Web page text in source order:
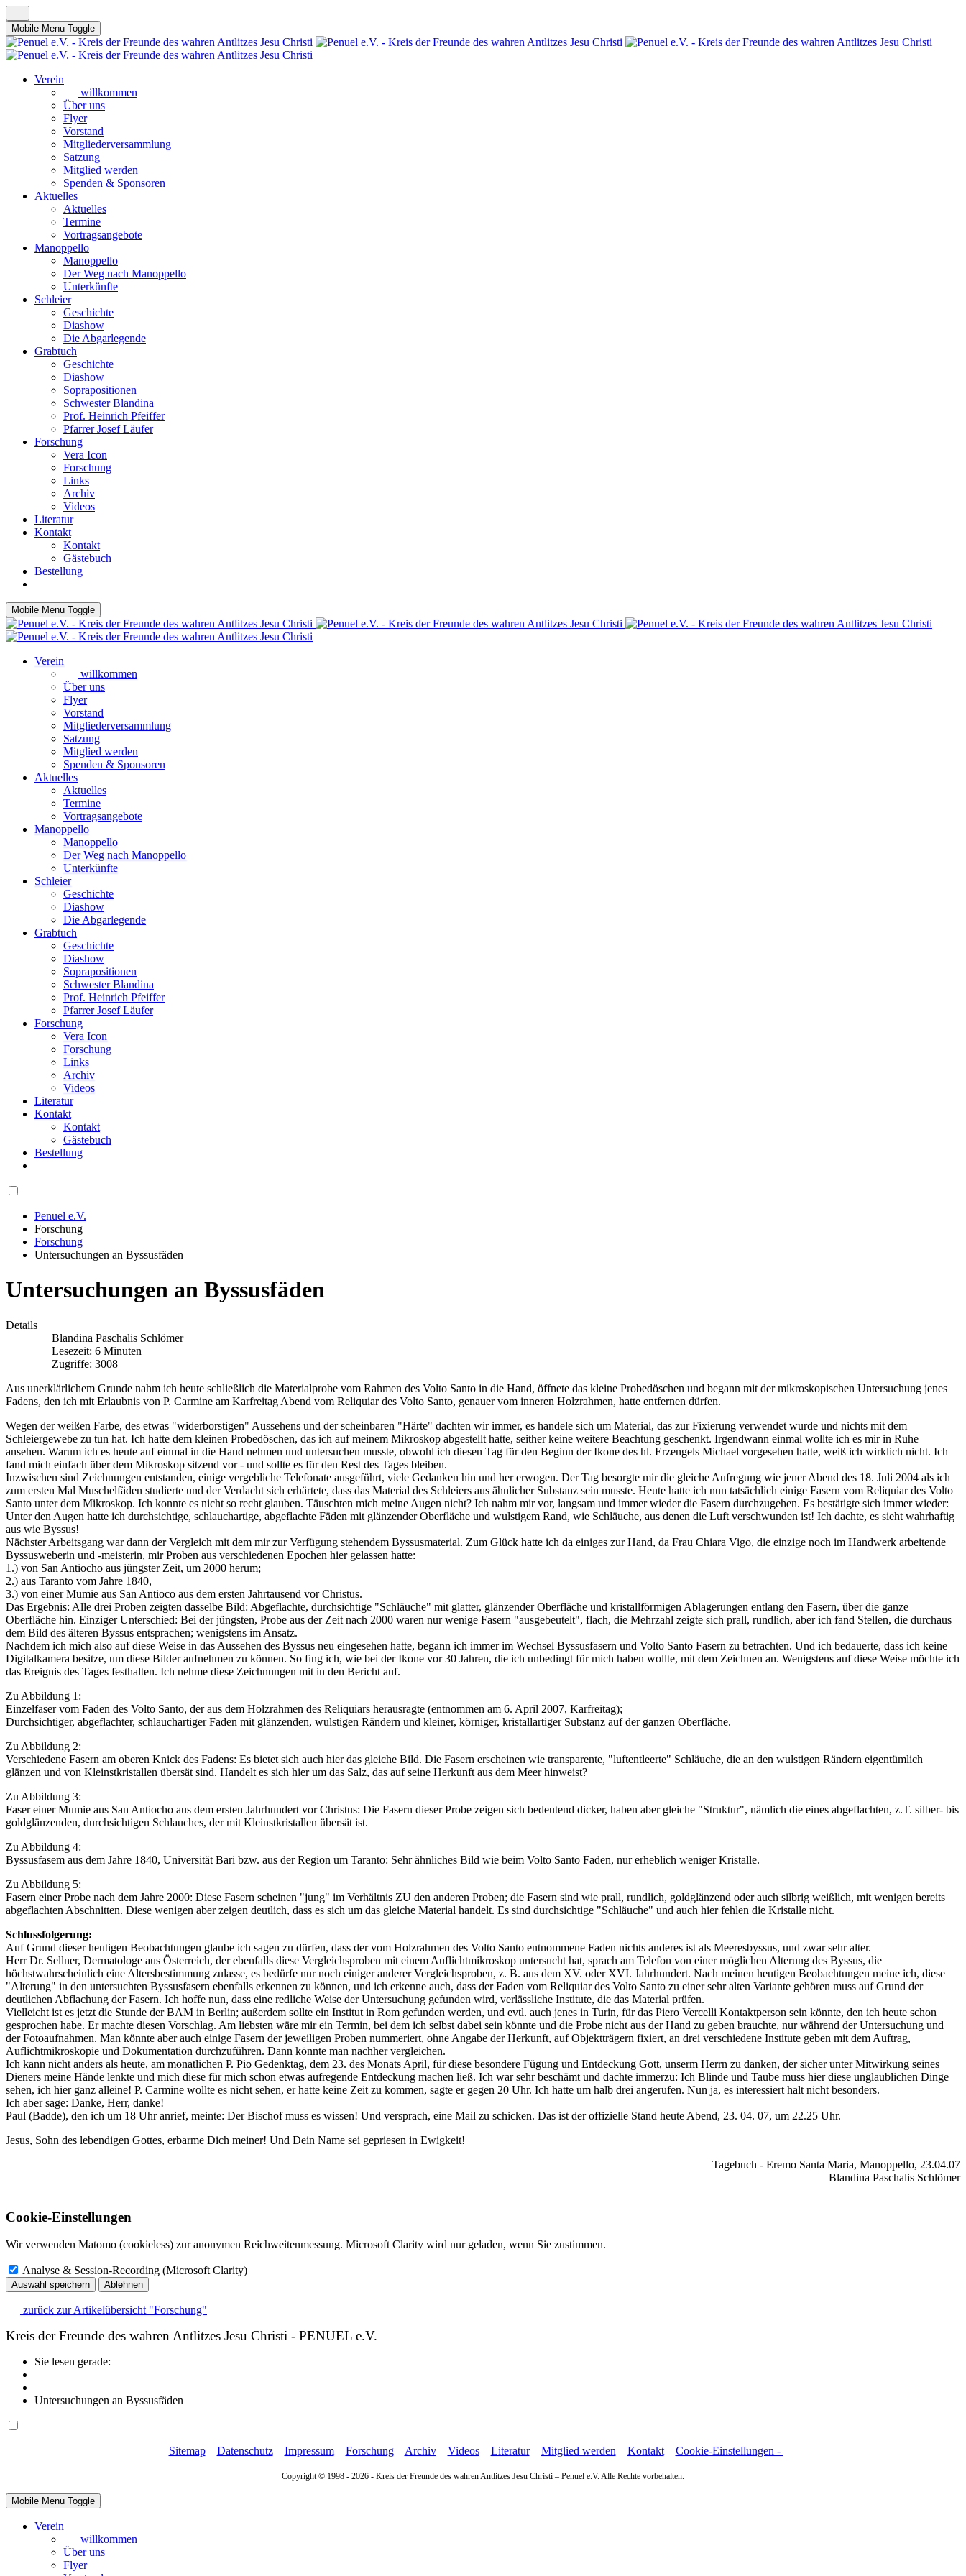
Mobile Menu Toggle
Verein
willkommen
Über uns
Flyer
Vorstand
Mitgliederversammlung
Satzung
Mitglied werden
Spenden & Sponsoren
Aktuelles
Aktuelles
Termine
Vortragsangebote
Manoppello
Manoppello
Der Weg nach Manoppello
Unterkünfte
Schleier
Geschichte
Diashow
Die Abgarlegende
Grabtuch
Geschichte
Diashow
Soprapositionen
Schwester Blandina
Prof. Heinrich Pfeiffer
Pfarrer Josef Läufer
Forschung
Vera Icon
Forschung
Links
Archiv
Videos
Literatur
Kontakt
Kontakt
Gästebuch
Bestellung
Mobile Menu Toggle
Verein
willkommen
Über uns
Flyer
Vorstand
Mitgliederversammlung
Satzung
Mitglied werden
Spenden & Sponsoren
Aktuelles
Aktuelles
Termine
Vortragsangebote
Manoppello
Manoppello
Der Weg nach Manoppello
Unterkünfte
Schleier
Geschichte
Diashow
Die Abgarlegende
Grabtuch
Geschichte
Diashow
Soprapositionen
Schwester Blandina
Prof. Heinrich Pfeiffer
Pfarrer Josef Läufer
Forschung
Vera Icon
Forschung
Links
Archiv
Videos
Literatur
Kontakt
Kontakt
Gästebuch
Bestellung
Penuel e.V.
Forschung
Forschung
Untersuchungen an Byssusfäden
Untersuchungen an Byssusfäden
Details
Blandina Paschalis Schlömer
Lesezeit: 6 Minuten
Zugriffe: 3008
Aus unerklärlichem Grunde nahm ich heute schließlich die Materialprobe vom Rahmen des Volto Santo in die Hand, öffnete das kleine Probedöschen und begann mit der mikroskopischen Untersuchung jenes
Fadens, den ich mit Erlaubnis von P. Carmine am Karfreitag Abend vom Reliquiar des Volto Santo, genauer vom inneren Holzrahmen, hatte entfernen dürfen.
Wegen der weißen Farbe, des etwas "widerborstigen" Aussehens und der scheinbaren "Härte" dachten wir immer, es handele sich um Material, das zur Fixierung verwendet wurde und nichts mit dem
Schleiergewebe zu tun hat. Ich hatte dem kleinen Probedöschen, das ich auf meinem Mikroskop abgestellt hatte, seither keine weitere Beachtung geschenkt. Irgendwann einmal wollte ich es mir in Ruhe
ansehen. Warum ich es heute auf einmal in die Hand nehmen und untersuchen musste, obwohl ich diesen Tag für den Beginn der Ikone des hl. Erzengels Michael vorgesehen hatte, weiß ich wirklich nicht. Ich
fand mich einfach über dem Mikroskop sitzend vor - und sollte es für den Rest des Tages bleiben.
Inzwischen sind Zeichnungen entstanden, einige vergebliche Telefonate ausgeführt, viele Gedanken hin und her erwogen. Der Tag besorgte mir die gleiche Aufregung wie jener Abend des 18. Juli 2004 als ich
zum ersten Mal Muschelfäden studierte und der Verdacht sich erhärtete, dass das Material des Schleiers aus ähnlicher Substanz sein musste. Heute hatte ich nun tatsächlich einige Fasern vom Reliquiar des Volto
Santo unter dem Mikroskop. Ich konnte es nicht so recht glauben. Täuschten mich meine Augen nicht? Ich nahm mir vor, langsam und immer wieder die Fasern durchzugehen. Es bestätigte sich immer wieder:
Unter den Augen hatte ich durchsichtige, schlauchartige, abgeflachte Fäden mit glänzender Oberfläche und wulstigem Rand, wie Schläuche, aus denen die Luft verschwunden ist! Ich dachte, es sieht wahrhaftig
aus wie Byssus!
Nächster Arbeitsgang war dann der Vergleich mit dem mir zur Verfügung stehendem Byssusmaterial. Zum Glück hatte ich da einiges zur Hand, da Frau Chiara Vigo, die einzige noch im Handwerk arbeitende
Byssusweberin und -meisterin, mir Proben aus verschiedenen Epochen hier gelassen hatte:
1.) von San Antiocho aus jüngster Zeit, um 2000 herum;
2.) aus Taranto vom Jahre 1840,
3.) von einer Mumie aus San Antioco aus dem ersten Jahrtausend vor Christus.
Das Ergebnis: Alle drei Proben zeigten dasselbe Bild: Abgeflachte, durchsichtige "Schläuche" mit glatter, glänzender Oberfläche und kristallförmigen Ablagerungen entlang den Fasern, über die ganze
Oberfläche hin. Einziger Unterschied: Bei der jüngsten, Probe aus der Zeit nach 2000 waren nur wenige Fasern "ausgebeutelt", flach, die Mehrzahl zeigte sich prall, rundlich, aber ich fand Stellen, die durchaus
dem Bild des älteren Byssus entsprachen; wenigstens im Ansatz.
Nachdem ich mich also auf diese Weise in das Aussehen des Byssus neu eingesehen hatte, begann ich immer im Wechsel Byssusfasern und Volto Santo Fasern zu betrachten. Und ich bedauerte, dass ich keine
Digitalkamera besitze, um diese Bilder aufnehmen zu können. So fing ich, wie bei der Ikone vor 30 Jahren, die ich unbedingt für mich haben wollte, mit dem Zeichnen an. Wenigstens auf diese Weise möchte ich
das Ereignis des Tages festhalten. Ich nehme diese Zeichnungen mit in den Bericht auf.
Zu Abbildung 1:
Einzelfaser vom Faden des Volto Santo, der aus dem Holzrahmen des Reliquiars herausragte (entnommen am 6. April 2007, Karfreitag);
Durchsichtiger, abgeflachter, schlauchartiger Faden mit glänzenden, wulstigen Rändern und kleiner, körniger, kristallartiger Substanz auf der ganzen Oberfläche.
Zu Abbildung 2:
Verschiedene Fasern am oberen Knick des Fadens: Es bietet sich auch hier das gleiche Bild. Die Fasern erscheinen wie transparente, "luftentleerte" Schläuche, die an den wulstigen Rändern eigentümlich
glänzen und von Kleinstkristallen übersät sind. Handelt es sich hier um das Salz, das auf seine Herkunft aus dem Meer hinweist?
Zu Abbildung 3:
Faser einer Mumie aus San Antiocho aus dem ersten Jahrhundert vor Christus: Die Fasern dieser Probe zeigen sich bedeutend dicker, haben aber gleiche "Struktur", nämlich die eines abgeflachten, z.T. silber- bis
goldglänzenden, durchsichtigen Schlauches, der mit Kleinstkristallen übersät ist.
Zu Abbildung 4:
Byssusfasem aus dem Jahre 1840, Universität Bari bzw. aus der Region um Taranto: Sehr ähnliches Bild wie beim Volto Santo Faden, nur erheblich weniger Kristalle.
Zu Abbildung 5:
Fasern einer Probe nach dem Jahre 2000: Diese Fasern scheinen "jung" im Verhältnis ZU den anderen Proben; die Fasern sind wie prall, rundlich, goldglänzend oder auch silbrig weißlich, mit wenigen bereits
abgeflachten Abschnitten. Diese wenigen aber zeigen deutlich, dass es sich um das gleiche Material handelt. Es sind durchsichtige "Schläuche" und auch hier fehlen die Kristalle nicht.
Schlussfolgerung:
Auf Grund dieser heutigen Beobachtungen glaube ich sagen zu dürfen, dass der vom Holzrahmen des Volto Santo entnommene Faden nichts anderes ist als Meeresbyssus, und zwar sehr alter.
Herr Dr. Sellner, Dermatologe aus Österreich, der ebenfalls diese Vergleichsproben mit einem Auflichtmikroskop untersucht hat, sprach am Telefon von einer möglichen Alterung des Byssus, die
höchstwahrscheinlich eine Altersbestimmung zulasse, es bedürfe nur noch einiger anderer Vergleichsproben, z. B. aus dem XV. oder XVI. Jahrhundert. Nach meinen heutigen Beobachtungen meine ich, diese
"Alterung" in den untersuchten Byssusfasern ebenfalls erkennen zu können, und ich erkenne auch, dass der Faden vom Reliquiar des Volto Santo zu einer sehr alten Variante gehören muss auf Grund der
deutlichen Abflachung der Fasern. Ich hoffe nun, dass eine redliche Weise der Untersuchung gefunden wird, verlässliche Institute, die das Material prüfen.
Vielleicht ist es jetzt die Stunde der BAM in Berlin; außerdem sollte ein Institut in Rom gefunden werden, und evtl. auch jenes in Turin, für das Piero Vercelli Kontaktperson sein könnte, den ich heute schon
gesprochen habe. Er machte diesen Vorschlag. Am liebsten wäre mir ein Termin, bei dem ich selbst dabei sein könnte und die Probe nicht aus der Hand zu geben brauchte, nur während der Untersuchung und
der Fotoaufnahmen. Man könnte aber auch einige Fasern der jeweiligen Proben nummeriert, ohne Angabe der Herkunft, auf Objektträgern fixiert, an drei verschiedene Institute geben mit dem Auftrag,
Auflichtmikroskopie und Dokumentation durchzuführen. Dann könnte man nachher vergleichen.
Ich kann nicht anders als heute, am monatlichen P. Pio Gedenktag, dem 23. des Monats April, für diese besondere Fügung und Entdeckung Gott, unserm Herrn zu danken, der sicher unter Mitwirkung seines
Dieners meine Hände lenkte und mich diese für mich schon etwas aufregende Entdeckung machen ließ. Ich war sehr beschämt und dachte immerzu: Ich Blinde und Taube muss hier diese unglaublichen Dinge
sehen, ich hier ganz alleine! P. Carmine wollte es nicht sehen, er hatte keine Zeit zu kommen, sagte er gegen 20 Uhr. Ich hatte um halb drei angerufen. Nun ja, es interessiert halt nicht besonders.
Ich aber sage: Danke, Herr, danke!
Paul (Badde), den ich um 18 Uhr anrief, meinte: Der Bischof muss es wissen! Und versprach, eine Mail zu schicken. Das ist der offizielle Stand heute Abend, 23. 04. 07, um 22.25 Uhr.
Jesus, Sohn des lebendigen Gottes, erbarme Dich meiner! Und Dein Name sei gepriesen in Ewigkeit!
Tagebuch - Eremo Santa Maria, Manoppello, 23.04.07
Blandina Paschalis Schlömer
Cookie-Einstellungen
Wir verwenden Matomo (cookieless) zur anonymen Reichweitenmessung. Microsoft Clarity wird nur geladen, wenn Sie zustimmen.
Analyse & Session-Recording (Microsoft Clarity)
Auswahl speichern Ablehnen
zurück zur Artikelübersicht "Forschung"
Kreis der Freunde des wahren Antlitzes Jesu Christi - PENUEL e.V.
Sie lesen gerade:
Untersuchungen an Byssusfäden
Sitemap– Datenschutz– Impressum– Forschung– Archiv– Videos– Literatur– Mitglied werden – Kontakt– Cookie‑Einstellungen -
Copyright © 1998 - 2026 - Kreis der Freunde des wahren Antlitzes Jesu Christi – Penuel e.V. Alle Rechte vorbehalten.
Mobile Menu Toggle
Verein
willkommen
Über uns
Flyer